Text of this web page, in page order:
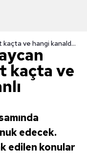
Letonya - Azerbaycan hazırlık maçı saat kaçta ve hangi kanalda canlı yayınlanacak?
kaçta ve
edecek.
edilen konular